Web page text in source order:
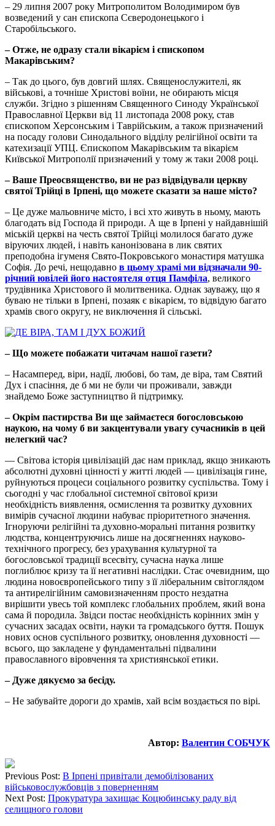
– 29 липня 2007 року Митрополитом Володимиром був
возведений у сан єпископа Сєверодонецького і
Старобільського.
–Отже, не одразу стали вікарієм і єпископом
Макарівським?
– Так до цього, був довгий шлях. Священослужителі, як
військові, а точніше Христові воїни, не обирають місця
служби. Згідно з рішенням Священного Синоду Української
Православної Церкви від 11 листопада 2008 року, став
єпископом Херсонським і Таврійським, а також призначений
на посаду голови Синодального відділу релігійної освіти та
катехизації УПЦ. Єпископом Макарівським та вікарієм
Київської Митрополії призначений у тому ж таки 2008 році.
–Ваше Преосвященство, ви не раз відвідували церкву
святої Трійці в Ірпені, що можете сказати за наше місто?
– Це дуже мальовниче місто, і всі хто живуть в ньому, мають
благодать від Господа й природи. А ще в Ірпені у найдавнішій
міській церкві на честь святої Трійці молилося багато дуже
віруючих людей, і навіть канонізована в лик святих
преподобна ігуменя Свято-Покровського монастиря матушка
Софія. До речі, нещодавно в цьому храмі ми відзначали 90-
річний ювілей його настоятеля отця Памфіла, великого
трудівника Христового й молитвеника. Однак зауважу, що я
буваю не тільки в Ірпені, позаяк є вікарієм, то відвідую багато
храмів свого округу, не виключення й сільські.
–Що можете побажати читачам нашої газети?
– Насамперед, віри, надії, любові, бо там, де віра, там Святий
Дух і спасіння, де б ми не були чи проживали, завжди
знайдемо Боже заступництво й підтримку.
–Окрім пастирства Ви ще займаєтеся богословською
наукою, на чому б ви закцентували увагу сучасників в цей
нелегкий час?
— Світова історія цивілізацій дає нам приклад, якщо зникають
абсолютні духовні цінності у житті людей — цивілізація гине,
руйнуються процеси соціального розвитку суспільства. Тому і
сьогодні у час глобальної системної світової кризи
необхідність виявлення, осмислення та розвитку духовних
вимірів сучасної людини набуває пріоритетного значення.
Ігноруючи релігійні та духовно-моральні питання розвитку
людства, концентруючись лише на досягненнях науково-
технічного прогресу, без урахування культурної та
богословської традиції всесвіту, сучасна наука лише
поглиблює кризу та її негативні наслідки. Стає очевидним, що
людина новоєвропейського типу з її ліберальним світоглядом
та антирелігійним самовизначенням просто нездатна
вирішити увесь той комплекс глобальних проблем, який вона
сама й породила. Звідси постає необхідність корінних змін у
сучасних засадах освіти, науки та громадського буття. Пошук
нових основ суспільного розвитку, оновлення духовності —
всього, що закладене у фундаментальні підвалини
православного віровчення та християнської етики.
– Дуже дякуємо за бесіду.
– Не забувайте дороги до храмів, хай всім воздається по вірі.
Автор: Валентин СОБЧУК
Previous Post: В Ірпені привітали демобілізованих
військовослужбовців з поверненням
Next Post: Прокуратура захищає Коцюбинську раду від
селищного голови